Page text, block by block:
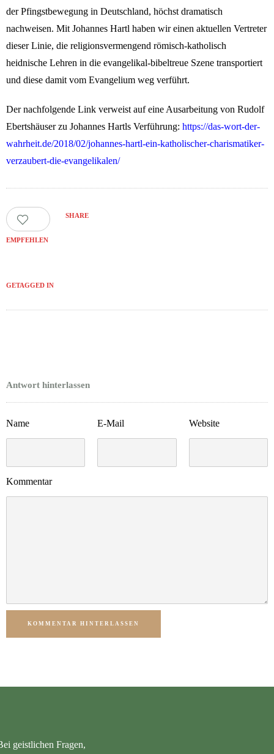
der Pfingstbewegung in Deutschland, höchst dramatisch
nachweisen. Mit Johannes Hartl haben wir einen aktuellen Vertreter
dieser Linie, die religionsvermengend römisch-katholisch
heidnische Lehren in die evangelikal-bibeltreue Szene transportiert
und diese damit vom Evangelium weg verführt.
Der nachfolgende Link verweist auf eine Ausarbeitung von Rudolf
Ebertshäuser zu Johannes Hartls Verführung: https://das-wort-der-
wahrheit.de/2018/02/johannes-hartl-ein-katholischer-charismatiker-
verzaubert-die-evangelikalen/
EMPFEHLEN
SHARE
GETAGGED IN
Antwort hinterlassen
Name E-Mail Website
Kommentar
KOMMENTAR HINTERLASSEN
geistlichen Fragen,